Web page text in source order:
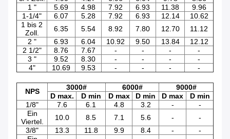
1 "
5.69 4.98 7.92 6.93 11.38
9.96
1-1/4"
6.07 5.28 7.92 6.93 12.14
10.62
1 bis 2
Zoll.
6.35 5.54 8.92 7.80 12.70
11.12
2 "
6.93 6.04 10.92 9.50 13.84
12.12
2 1/2"
8.76 7.67 - - -
-
3 "
9.52 8.30 - - -
-
4"
10.69 9.53 - - - -
NPS 3000# 6000#
9000#
D max.
D min D max D min D max
D min
1/8"
7.6 6.1 4.8 3.2 -
-
Ein
Viertel.
10.0 8.5 7.1 5.6 -
-
3/8"
13.3 11.8 9.9 8.4 -
-